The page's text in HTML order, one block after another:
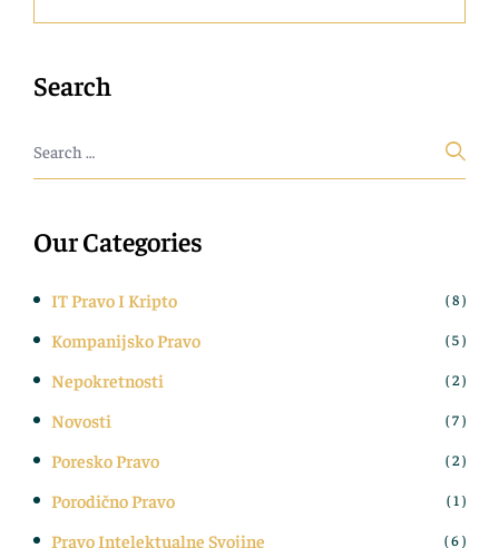
Search
Our Categories
IT Pravo I Kripto ( 8 )
Kompanijsko Pravo ( 5 )
Nepokretnosti ( 2 )
Novosti ( 7 )
Poresko Pravo ( 2 )
Porodično Pravo ( 1 )
Pravo Intelektualne Svojine ( 6 )